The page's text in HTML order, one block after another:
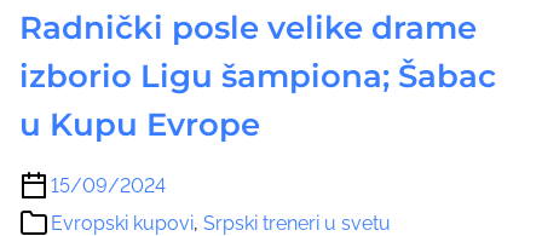
Radnički posle velike drame
izborio Ligu šampiona; Šabac
u Kupu Evrope
15/09/2024
Evropski kupovi, Srpski treneri u svetu